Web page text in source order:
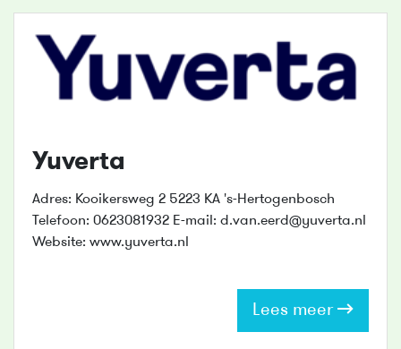
Yuverta
Adres: Kooikersweg 2 5223 KA 's-Hertogenbosch
Telefoon: 0623081932 E-mail: d.van.eerd@yuverta.nl
Website: www.yuverta.nl
Lees meer